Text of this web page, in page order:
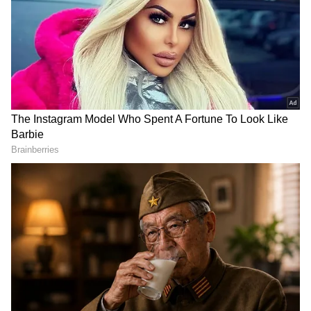
Related Articles
ವೈಭವ್ ಸೂರ್ಯವಂಶಿ ಎಂಟ್ರಿಯಿಂದ ಸಂಜು ಸ್ಥಾನಕ್ಕೆ
ಕುತ್ತು? ಆರಂಭಿಕ ಸ್ಥಾನಕ್ಕಾಗಿ ಟೀಂ ಇಂಡಿಯಾದಲ್ಲಿ
ಭಾರೀ ಪೈಪೋಟಿ
ವೈಭವ್ ಸೂರ್ಯವಂಶಿ ಟೀಂ ಇಂಡಿಯಾ ಪಾದಾರ್ಪಣೆಗೆ
ಅಡ್ಡಗಾಲು ಹಾಕುತ್ತಿರುವವರು ಯಾರು? ಇಲ್ಲಿದೆ
ಇಂಟ್ರೆಸ್ಟಿಂಗ್ ಡೀಟೈಲ್ಸ್
DOWNLOAD APP
ಕ್ರಿಕೆಟ್ ಮತ್ತು ಕ್ರೀಡಾ ಜಗತ್ತಿನ (Sports News in
Kannada
) ಕ್ಷಣಕ್ಷಣದ ಕನ್ನಡ ಸುದ್ದಿ ಅಪ್ಡೇಟ್‌ಗಳಿಗಾಗಿ
ಏಷ್ಯಾನೆಟ್ ಸುವರ್ಣ ನ್ಯೂಸ್‌ ಫಾಲೋ ಮಾಡಿ.IPL
Liveಸೇರಿದಂತೆ ಟೀಂ ಇಂಡಿಯಾದ ಬ್ರೇಕಿಂಗ್ ಸುದ್ದಿ
Cricket News in Kannada), ವಿಶೇಷ ವರದಿಗಳು
ಮತ್ತು ನೇರ ಪ್ರಸಾರಗಳೊಂದಿಗೆ ಸಂಪೂರ್ಣ ಮಾಹಿತಿ
ನಿಮ್ಮ ಒಂದೇ ಕ್ಲಿಕ್‌ನಲ್ಲಿ ಲಭ್ಯ. ಏಷ್ಯಾನೆಟ್ ಸುವರ್ಣ